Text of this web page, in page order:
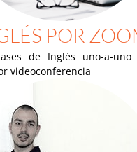
POR
de Inglés uno-a-uno
videoconferencia